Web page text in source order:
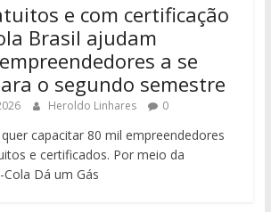
e com certificação
Brasil ajudam
a se
o segundo semestre
Heroldo Linhares 0
capacitar 80 mil empreendedores
e certificados. Por meio da
Dá um Gás